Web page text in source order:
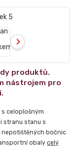
produktů.
nástrojem pro
s celoplošným
stranu stanu s
nepotištěných bočnic
obalycelý